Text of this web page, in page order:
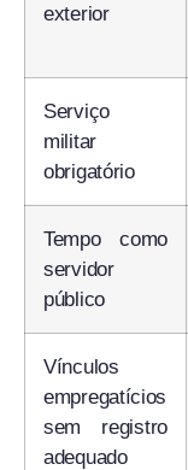
exterior
Serviço
militar
obrigatório
Tempo como
servidor
público
Vínculos
empregatícios
sem registro
adequado